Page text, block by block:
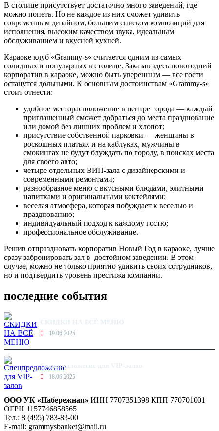
В столице присутствует достаточно много заведений, где
можно попеть. Но не каждое из них сможет удивить
современным дизайном, большим списком композиций для
исполнения, высоким качеством звука, идеальным
обслуживанием и вкусной кухней.
Караоке клуб «Grammy-s» считается одним из самых
солидных и популярных в столице. Заказав здесь новогодний
корпоратив в караоке, можно быть уверенным — все гости
останутся дольными. К основным достоинствам «Grammy-s»
стоит отнести:
удобное месторасположение в центре города — каждый
приглашенный сможет добраться до места празднование
или домой без лишних проблем и хлопот;
присутствие собственной парковки — женщины в
роскошных платьях и на каблуках, мужчины в
смокингах не будут блуждать по городу, в поисках места
для своего авто;
четыре отдельных ВИП-зала с дизайнерскими и
современными ремонтами;
разнообразное меню с вкусными блюдами, элитными
напитками и оригинальными коктейлями;
веселая атмосфера, которая побуждает к веселью и
празднованию;
индивидуальный подход к каждому гостю;
профессиональное обслуживание.
Решив отпраздновать корпоратив Новый Год в караоке, лучше
сразу забронировать зал в достойном заведении. В этом
случае, можно не только приятно удивить своих сотрудников,
но и подтвердить уровень престижа компании.
последние события
СКИДКИ НА ВСЁ МЕНЮ
19.06.2025
Спецпредложение для VIP-залов
18.06.2025
ООО УК «Набережная» ИНН 7707351398 КПП 770701001
ОГРН 1157746858565
Тел.: 8 (495) 783-83-00
E-mail: grammysbanket@mail.ru